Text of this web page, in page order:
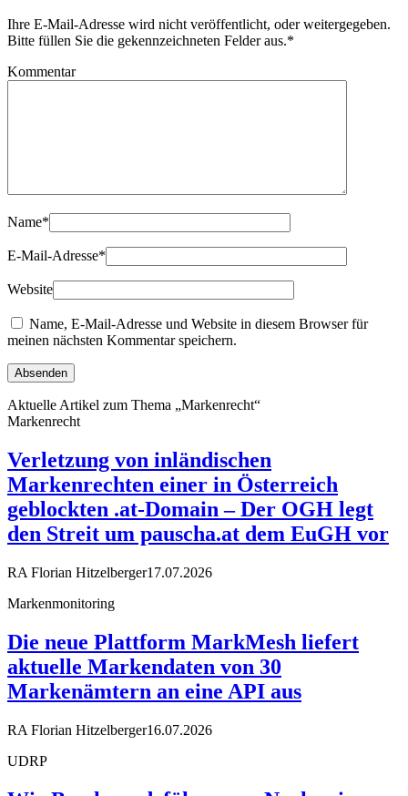
Ihre E-Mail-Adresse wird nicht veröffentlicht, oder weitergegeben.
Bitte füllen Sie die gekennzeichneten Felder aus.*
Kommentar
Name*
E-Mail-Adresse*
Website
Name, E-Mail-Adresse und Website in diesem Browser für
meinen nächsten Kommentar speichern.
Aktuelle Artikel zum Thema „Markenrecht“
Markenrecht
Verletzung von inländischen
Markenrechten einer in Österreich
geblockten .at-Domain – Der OGH legt
den Streit um pauscha.at dem EuGH vor
RA Florian Hitzelberger17.07.2026
Markenmonitoring
Die neue Plattform MarkMesh liefert
aktuelle Markendaten von 30
Markenämtern an eine API aus
RA Florian Hitzelberger16.07.2026
UDRP